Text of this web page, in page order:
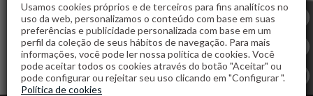
Usamos cookies próprios e de terceiros para fins analíticos no
uso da web, personalizamos o conteúdo com base em suas
preferências e publicidade personalizada com base em um
perfil da coleção de seus hábitos de navegação. Para mais
informações, você pode ler nossa política de cookies. Você
pode aceitar todos os cookies através do botão "Aceitar" ou
pode configurar ou rejeitar seu uso clicando em "Configurar ".
Política de cookies